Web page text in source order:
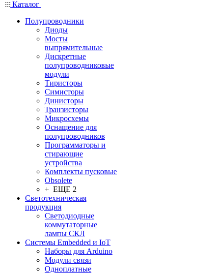
Каталог
Полупроводники
Диоды
Мосты
выпрямительные
Дискретные
полупроводниковые
модули
Тиристоры
Симисторы
Динисторы
Транзисторы
Микросхемы
Оснащение для
полупроводников
Программаторы и
стирающие
устройства
Комплекты пусковые
Obsolete
+ ЕЩЕ 2
Светотехническая
продукция
Светодиодные
коммутаторные
лампы СКЛ
Системы Embedded и IoT
Наборы для Arduino
Модули связи
Одноплатные